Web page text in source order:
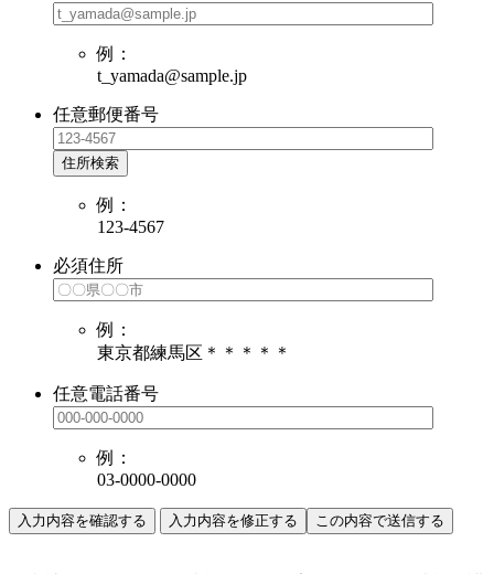
例：
t_yamada@sample.jp
任意郵便番号
住所検索
例：
123-4567
必須住所
例：
東京都練馬区＊＊＊＊＊
任意電話番号
例：
03-0000-0000